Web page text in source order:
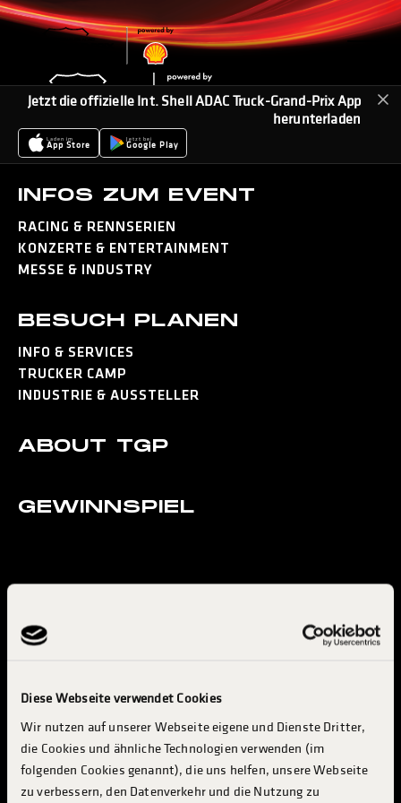
Diese Webseite verwendet Cookies
Wir nutzen auf unserer Webseite eigene und Dienste Dritter,
die Cookies und ähnliche Technologien verwenden (im
folgenden Cookies genannt), die uns helfen, unsere Webseite
zu verbessern, den Datenverkehr und die Nutzung zu
Jetzt die offizielle Int. Shell ADAC Truck-Grand-Prix App
herunterladen
Laden im
App Store
Jetzt bei
Google Play
INFOS ZUM EVENT
RACING & RENNSERIEN
KONZERTE & ENTERTAINMENT
MESSE & INDUSTRY
BESUCH PLANEN
INFO & SERVICES
TRUCKER CAMP
INDUSTRIE & AUSSTELLER
ABOUT TGP
GEWINNSPIEL
NEWS­LETTER
Truck-Grand-Prix so läuft? Kein Problem, einfach Newsletter
abonnieren und keine Neuigkeiten mehr verpassen.
JETZT ANMELDEN